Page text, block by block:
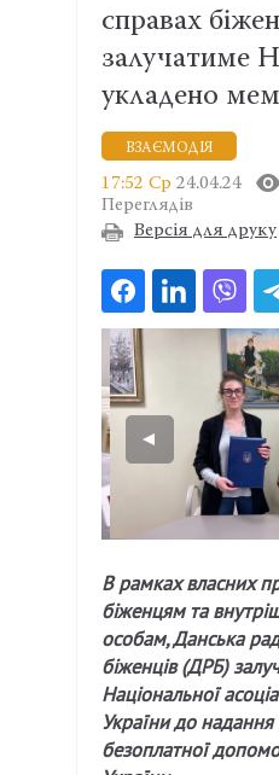
справах
залучатиме
укладено
ВЗАЄМОДІЯ
17:52 Ср 24.04.24
Переглядів
Версія для друку
В рамках власних
біженцям та
особам, Данська
біженців (ДРБ)
Національної
України до надання
безоплатної